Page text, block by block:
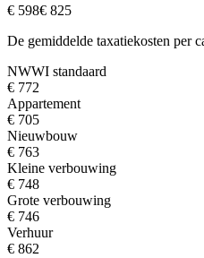
€ 598€ 825
De gemiddelde taxatiekosten per
NWWI standaard
€ 772
Appartement
€ 705
Nieuwbouw
€ 763
Kleine verbouwing
€ 748
Grote verbouwing
€ 746
Verhuur
€ 862